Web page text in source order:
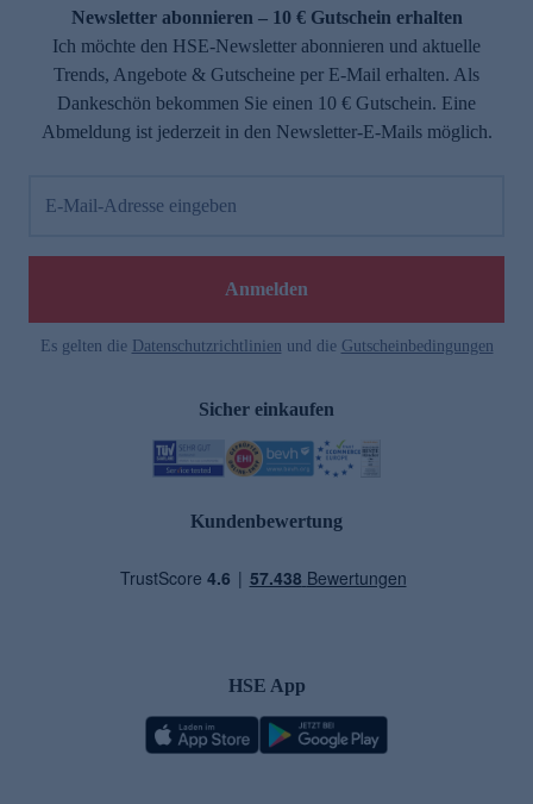
Newsletter abonnieren – 10 € Gutschein erhalten
Ich möchte den HSE-Newsletter abonnieren und aktuelle
Trends, Angebote & Gutscheine per E-Mail erhalten. Als
Dankeschön bekommen Sie einen 10 € Gutschein. Eine
Abmeldung ist jederzeit in den Newsletter-E-Mails möglich.
E-Mail-Adresse eingeben
Anmelden
Es gelten die Datenschutzrichtlinien und die Gutscheinbedingungen
Sicher einkaufen
Kundenbewertung
HSE App